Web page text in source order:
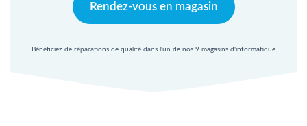
Rendez-vous en magasin
Bénéficiez de réparations de qualité dans l'un de nos 9 magasins d'informatique